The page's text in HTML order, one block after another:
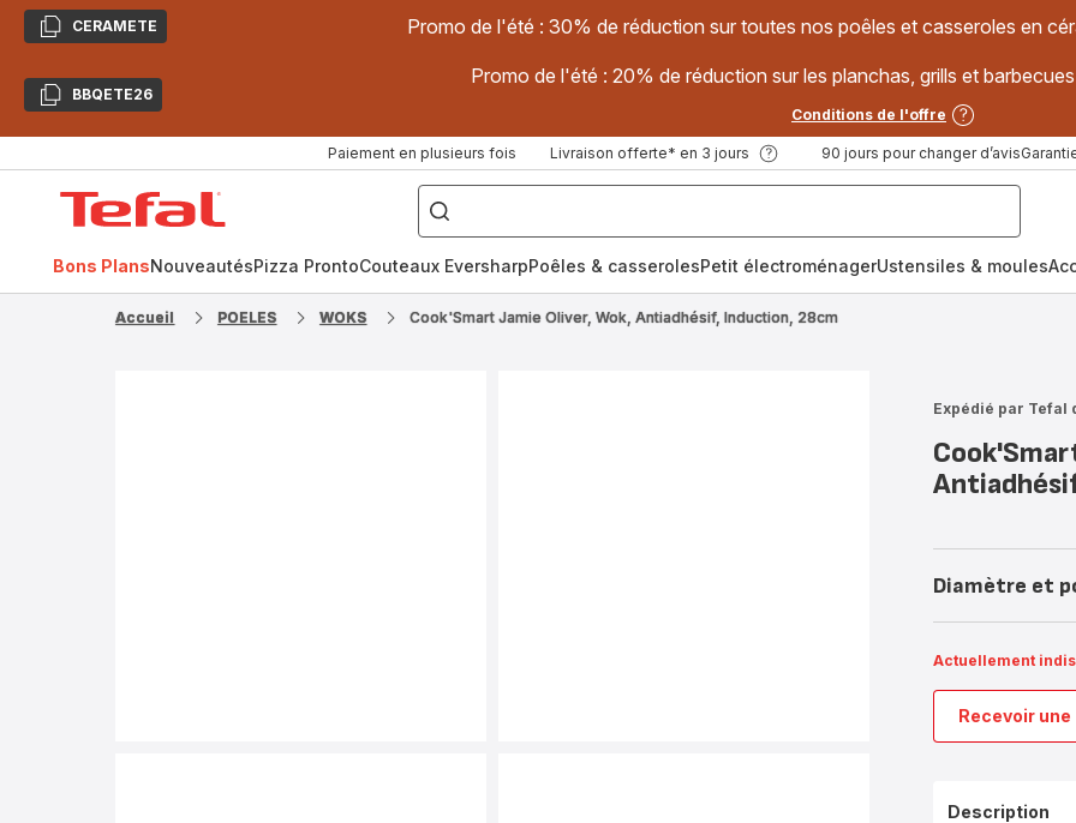
CopierCERAMETE Promo de l'été : 30% de réduction sur toutes nos poêles et casseroles en
CopierBBQETE26
Promo de l'été : 20% de réduction sur les planchas, grills et
Conditions de l'offre
Paiement en plusieurs fois Livraison offerte* en 3 jours 90 jours pour changer d’avis
["Poêles
inox,
Cake
Factory,
Bons PlansNouveautésPizza ProntoCouteaux EversharpPoêles & casserolesPetit électroménagerUstensiles & moules
Accueil POELES WOKS Cook'Smart Jamie Oliver, Wok, Antiadhésif, Induction, 28cm
Expédié par Tefal
Diamètre et
Actuellement
Recevoir
Description